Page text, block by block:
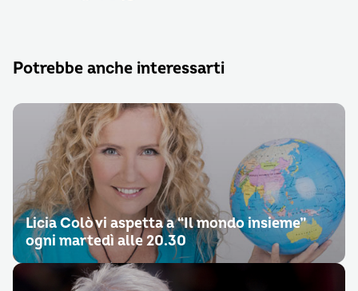
Potrebbe anche interessarti
Licia Colò vi aspetta a “Il mondo insieme”
ogni martedì alle 20.30